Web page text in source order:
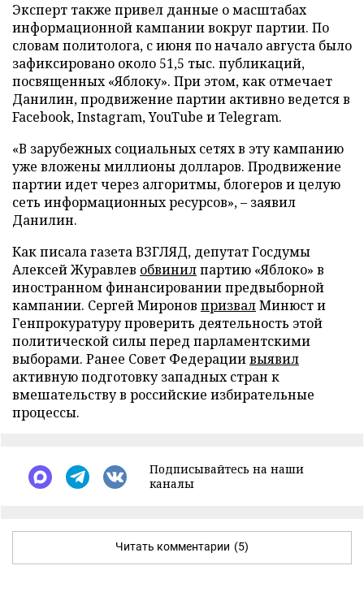
Эксперт также привел данные о масштабах
информационной кампании вокруг партии. По
словам политолога, с июня по начало августа было
зафиксировано около 51,5 тыс. публикаций,
посвященных «Яблоку». При этом, как отмечает
Данилин, продвижение партии активно ведется в
Facebook, Instagram, YouTube и Telegram.
«В зарубежных социальных сетях в эту кампанию
уже вложены миллионы долларов. Продвижение
партии идет через алгоритмы, блогеров и целую
сеть информационных ресурсов», – заявил
Данилин.
Как писала газета ВЗГЛЯД, депутат Госдумы
Алексей Журавлев обвинилпартию «Яблоко» в
иностранном финансировании предвыборной
кампании. Сергей Миронов призвалМинюст и
Генпрокуратуру проверить деятельность этой
политической силы перед парламентскими
выборами. Ранее Совет Федерациивыявил
активную подготовку западных стран к
вмешательству в российские избирательные
процессы.
Подписывайтесь на наши
каналы
Читать комментарии (5)